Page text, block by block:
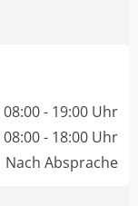
08:00 - 19:00 Uhr
08:00 - 18:00 Uhr
Nach Absprache